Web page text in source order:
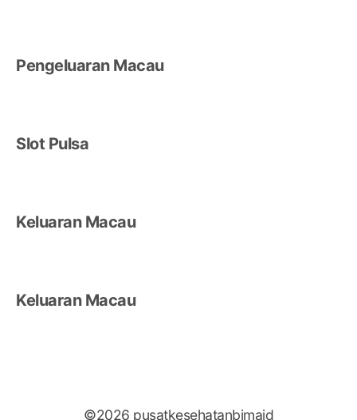
Pengeluaran Macau
Slot Pulsa
Keluaran Macau
Keluaran Macau
©2026 pusatkesehatanbimaid